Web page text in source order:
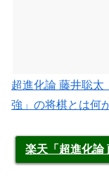
超進化論 藤井聡
強」の将棋とは何
楽天「超進化論